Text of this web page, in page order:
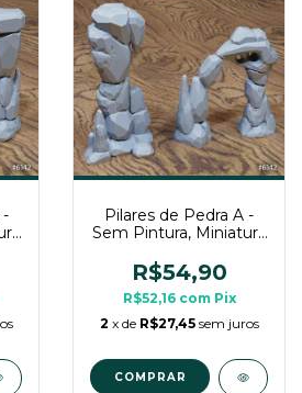
Pilares de Pedra A -
Sem Pintura, Miniatura
de Mesa
R$54,90
R$52,16 com Pix
2 x de R$27,45 sem juros